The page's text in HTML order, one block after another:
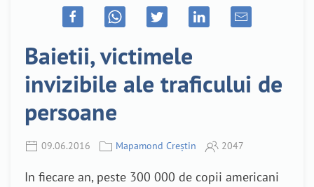
Baietii, victimele
invizibile ale traficului de
persoane
09.06.2016 Mapamond Creștin 2047
In fiecare an, peste 300 000 de copii americani